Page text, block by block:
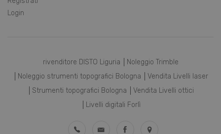
Login
rivenditore DISTO Liguria
Noleggio Trimble
Noleggio strumenti topografici Bologna
Vendita Livelli laser
Strumenti topografici Bologna
Vendita Livelli ottici
Livelli digitali Forlì